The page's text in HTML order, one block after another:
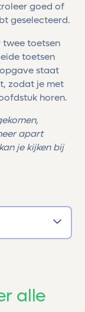
goed of
geselecteerd.
twee toetsen
toetsen
staat
zodat je met
horen.
apart
je kijken bij
alle